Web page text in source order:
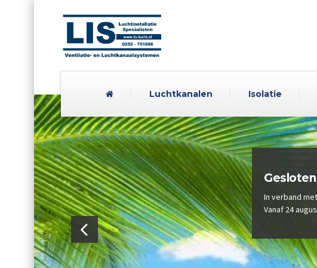
Luchtkanalen Isolatie
i.v.m. vakantie
met de vakantie zijn wij gesloten van 3 augustus t/m 21 augustus.
staan we graag weer voor u klaar!